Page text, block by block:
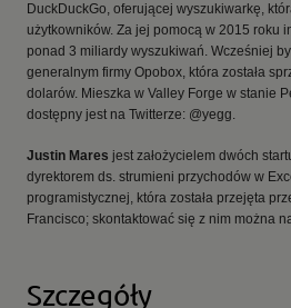
DuckDuckGo, oferującej wyszukiwarkę,
użytkowników. Za jej pomocą w 2015 roku
ponad 3 miliardy wyszukiwań. Wcześniej
generalnym firmy Opobox, która została
dolarów. Mieszka w Valley Forge w stanie
dostępny jest na Twitterze: @yegg.
Justin Mares jest założycielem dwóch
dyrektorem ds. strumieni przychodów w
programistycznej, która została przejęta
Francisco; skontaktować się z nim można
Szczegóły